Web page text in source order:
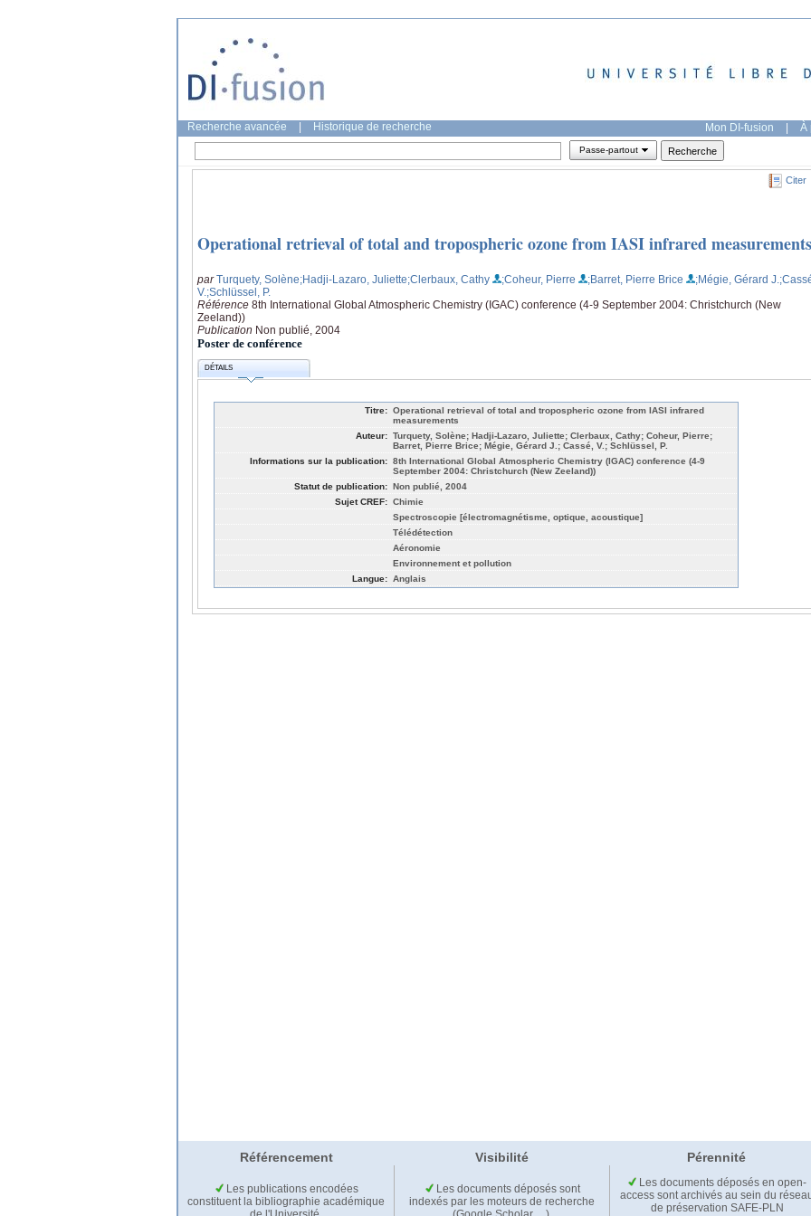
Recherche avancée Historique de recherche Mon DI-fusion | À
Passe-partout
Citer
Operational retrieval of total and tropospheric ozone from IASI infrared measurements
parTurquety, Solène;Hadji-Lazaro, Juliette;Clerbaux, Cathy ;Coheur, Pierre ;Barret, Pierre Brice ;Mégie, Gérard J.
V. ;Schlüssel, P.
Référence 8th International Global Atmospheric Chemistry (IGAC) conference (4-9 September 2004: Christchurch (New
Zeeland))
Publication Non publié, 2004
Poster de conférence
DÉTAILS
Titre: Operational retrieval of total and tropospheric ozone from IASI infrared
measurements
Auteur: Turquety, Solène; Hadji-Lazaro, Juliette; Clerbaux, Cathy; Coheur, Pierre;
Barret, Pierre Brice; Mégie, Gérard J.; Cassé, V.; Schlüssel, P.
Informations sur la publication: 8th International Global Atmospheric Chemistry (IGAC) conference (4-9
September 2004: Christchurch (New Zeeland))
Statut de publication: Non publié, 2004
Sujet CREF: Chimie
Spectroscopie [électromagnétisme, optique, acoustique]
Télédétection
Aéronomie
Environnement et pollution
Langue: Anglais
Référencement Visibilité Pérennité
Les publications encodées
constituent la bibliographie académique
Les documents déposés sont
indexés par les moteurs de recherche
Les documents déposés en open-
access sont archivés au sein du
de préservation SAFE-PLN